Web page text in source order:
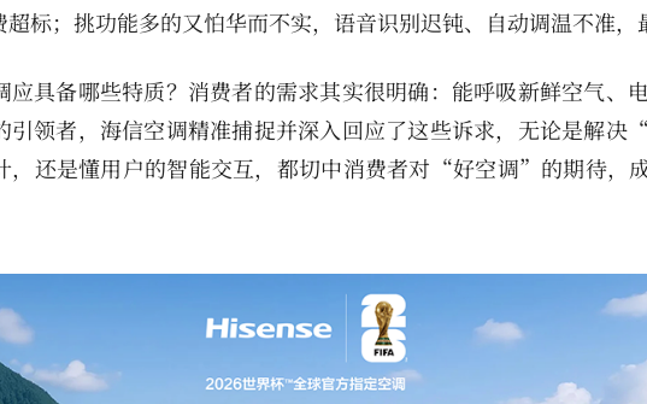
标；挑功能多的又怕华而不实，语音识别迟钝、自动调温不准
具备哪些特质？消费者的需求其实很明确：能呼吸新鲜空气、
引领者，海信空调精准捕捉并深入回应了这些诉求，无论是解
，还是懂用户的智能交互，都切中消费者对“好空调”的期待，